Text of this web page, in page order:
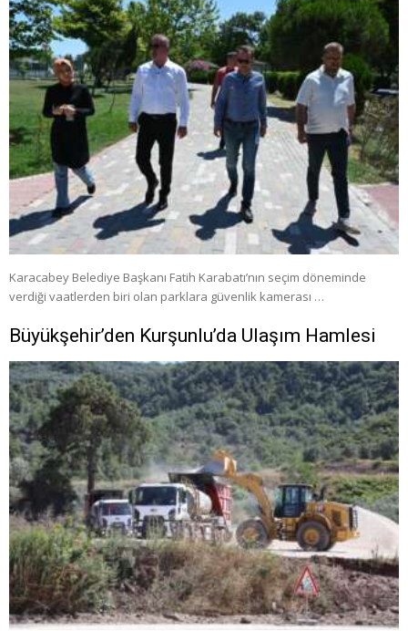
Karacabey Belediye Başkanı Fatih Karabatı’nın seçim döneminde
verdiği vaatlerden biri olan parklara güvenlik kamerası …
Büyükşehir’den Kurşunlu’da Ulaşım Hamlesi